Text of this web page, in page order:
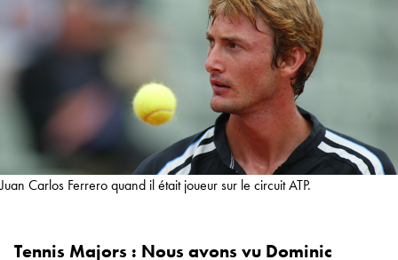
Juan Carlos Ferrero quand il était joueur sur le circuit ATP.
Tennis Majors : Nous avons vu Dominic